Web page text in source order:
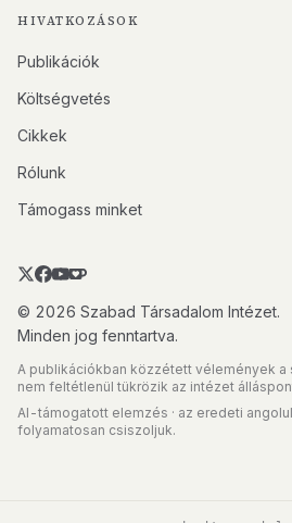
HIVATKOZÁSOK
Publikációk
Költségvetés
Cikkek
Rólunk
Támogass minket
© 2026 Szabad Társadalom Intézet.
Minden jog fenntartva.
A publikációkban közzétett vélemények a
nem feltétlenül tükrözik az intézet
AI-támogatott elemzés · az eredeti
folyamatosan csiszoljuk.